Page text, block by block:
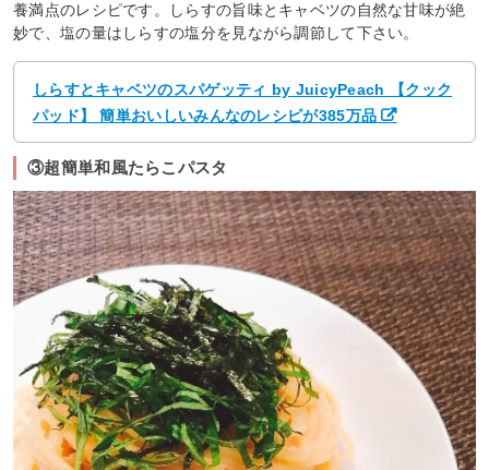
養満点のレシピです。しらすの旨味とキャベツの自然な甘味が絶
妙で、塩の量はしらすの塩分を見ながら調節して下さい。
しらすとキャベツのスパゲッティ by JuicyPeach 【クック
パッド】 簡単おいしいみんなのレシピが385万品
③超簡単和風たらこパスタ